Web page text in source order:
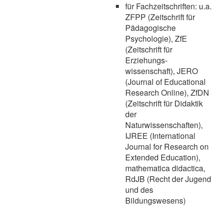
für Fachzeitschriften: u.a.
ZFPP (Zeitschrift für
Pädagogische
Psychologie), ZfE
(Zeitschrift für
Erziehungs-
wissenschaft), JERO
(Journal of Educational
Research Online), ZfDN
(Zeitschrift für Didaktik
der
Naturwissenschaften),
IJREE (International
Journal for Research on
Extended Education),
mathematica didactica,
RdJB (Recht der Jugend
und des
Bildungswesens)